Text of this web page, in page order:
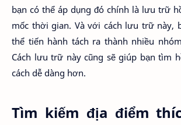
bạn có thể áp dụng đó chính là lưu trữ
mốc thời gian. Và với cách lưu trữ này,
thể tiến hành tách ra thành nhiều
Cách lưu trữ này cũng sẽ giúp bạn tìm
cách dễ dàng hơn.
Tìm kiếm địa điểm